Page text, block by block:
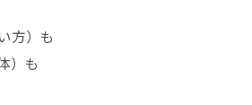
方）も
）も